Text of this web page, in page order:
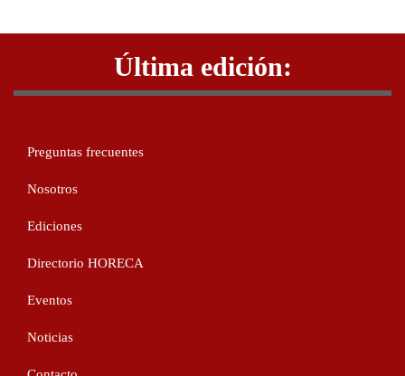
Última edición:
Preguntas frecuentes
Nosotros
Ediciones
Directorio HORECA
Eventos
Noticias